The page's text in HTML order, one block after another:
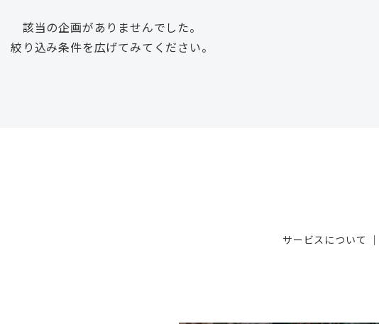
該当の企画がありませんでした。
絞り込み条件を広げてみてください。
サービスについて ｜